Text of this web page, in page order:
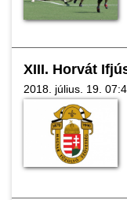
XIII. Horvát
2018. július. 19.